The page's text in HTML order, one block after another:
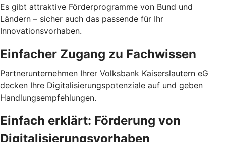
Es gibt attraktive Förderprogramme von Bund und
Ländern – sicher auch das passende für Ihr
Innovationsvorhaben.
Einfacher Zugang zu Fachwissen
Partnerunternehmen Ihrer Volksbank Kaiserslautern eG
decken Ihre Digitalisierungspotenziale auf und geben
Handlungsempfehlungen.
Einfach erklärt: Förderung von
Digitalisierungsvorhaben